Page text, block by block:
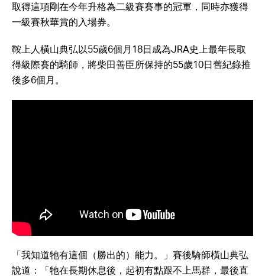
取得這項剛在今年升格為二級賽賽事的冠軍，同時亦獲得
一級賽秋華賞的入場券。
鞍上人橫山典弘以55歲6個月18日成為JRA史上最年長取
得級際賽的騎師，將柴田善臣所保持的55歲10日舊紀錄推
後多6個月。
「我知道牠有這個（勝出的）能力。」賽後騎師橫山典弘
說道：「牠在長期休息後，起初有點跟不上馬群，最後直